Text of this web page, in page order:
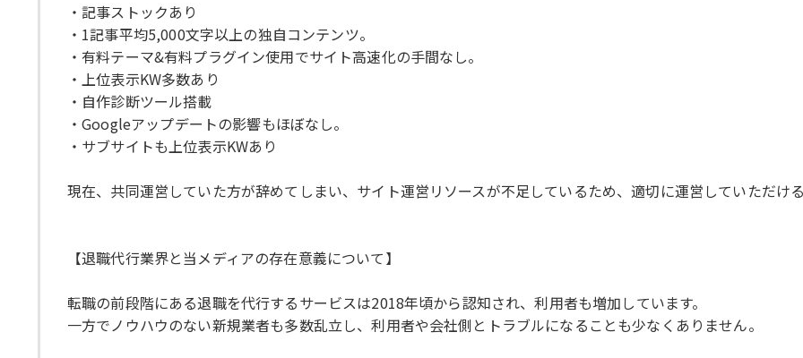
・記事ストックあり
・1記事平均5,000文字以上の独自コンテンツ。
・有料テーマ&有料プラグイン使用でサイト高速化の手間なし。
・上位表示KW多数あり
・自作診断ツール搭載
・Googleアップデートの影響もほぼなし。
・サブサイトも上位表示KWあり
現在、共同運営していた方が辞めてしまい、サイト運営リソースが不足しているため、適切に運営していただけ
【退職代行業界と当メディアの存在意義について】
転職の前段階にある退職を代行するサービスは2018年頃から認知され、利用者も増加しています。
一方でノウハウのない新規業者も多数乱立し、利用者や会社側とトラブルになることも少なくありません。